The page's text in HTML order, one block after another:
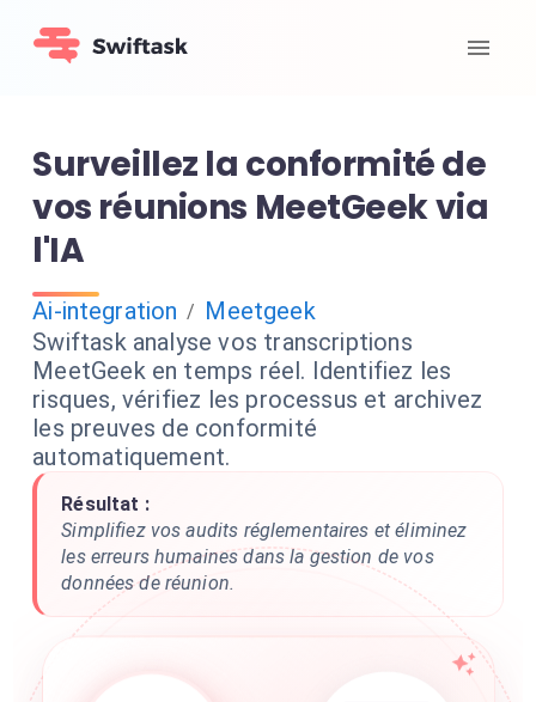
Surveillez la conformité de
vos réunions MeetGeek via
l'IA
Ai-integration / Meetgeek
Swiftask analyse vos transcriptions
MeetGeek en temps réel. Identifiez les
risques, vérifiez les processus et archivez
les preuves de conformité
automatiquement.
Résultat :
Simplifiez vos audits réglementaires et éliminez
les erreurs humaines dans la gestion de vos
données de réunion.